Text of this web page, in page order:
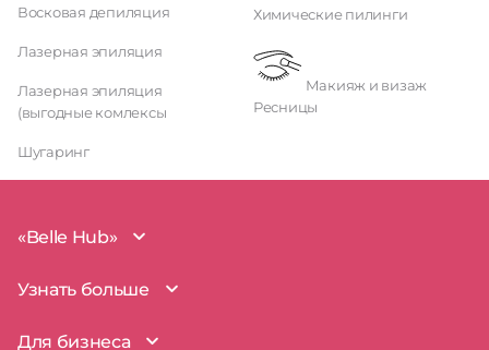
Восковая депиляция
Лазерная эпиляция
Лазерная эпиляция
(выгодные комлексы
Шугаринг
Химические пилинги
Макияж и визаж
Ресницы
«Belle Hub»
О проекте
Наша команда
Узнать больше
BelleHub для вас
Для бизнеса